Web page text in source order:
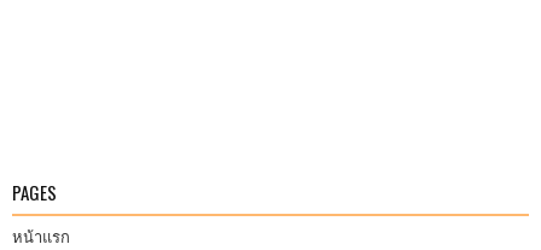
PAGES
หน้าแรก